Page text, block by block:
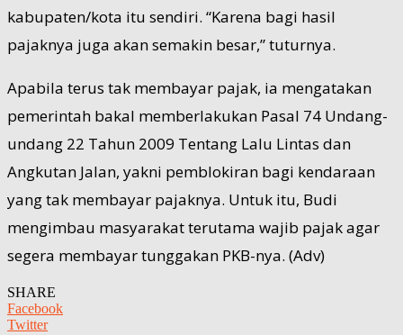
kabupaten/kota itu sendiri. “Karena bagi hasil
pajaknya juga akan semakin besar,” tuturnya.
Apabila terus tak membayar pajak, ia mengatakan
pemerintah bakal memberlakukan Pasal 74 Undang-
undang 22 Tahun 2009 Tentang Lalu Lintas dan
Angkutan Jalan, yakni pemblokiran bagi kendaraan
yang tak membayar pajaknya. Untuk itu, Budi
mengimbau masyarakat terutama wajib pajak agar
segera membayar tunggakan PKB-nya. (Adv)
SHARE
Facebook
Twitter